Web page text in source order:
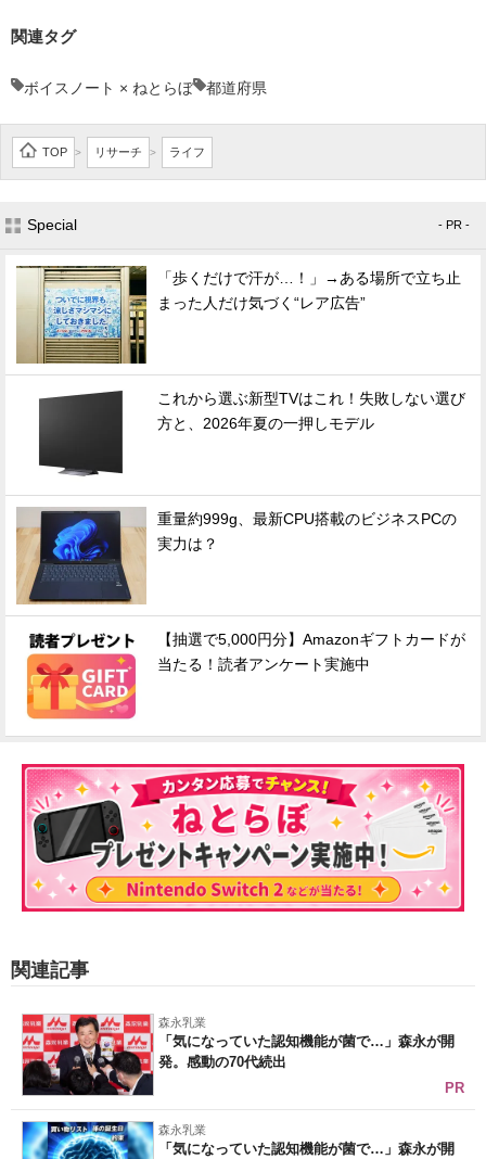
関連タグ
ボイスノート × ねとらぼ 都道府県
TOP > リサーチ > ライフ
Special - PR -
「歩くだけで汗が…！」→ある場所で立ち止
まった人だけ気づく“レア広告”
これから選ぶ新型TVはこれ！失敗しない選び
方と、2026年夏の一押しモデル
重量約999g、最新CPU搭載のビジネスPCの
実力は？
【抽選で5,000円分】Amazonギフトカードが
当たる！読者アンケート実施中
関連記事
森永乳業
「気になっていた認知機能が菌で…」森永が開
発。感動の70代続出
PR
森永乳業
「気になっていた認知機能が菌で…」森永が開